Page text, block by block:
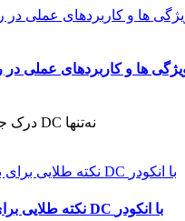
درک جامع از عملکرد و اهمیت درایور موتور DC نه‌تنها
5 نکته طلایی برای بهینه سازی عملکرد درایور موتور DC با انکودر